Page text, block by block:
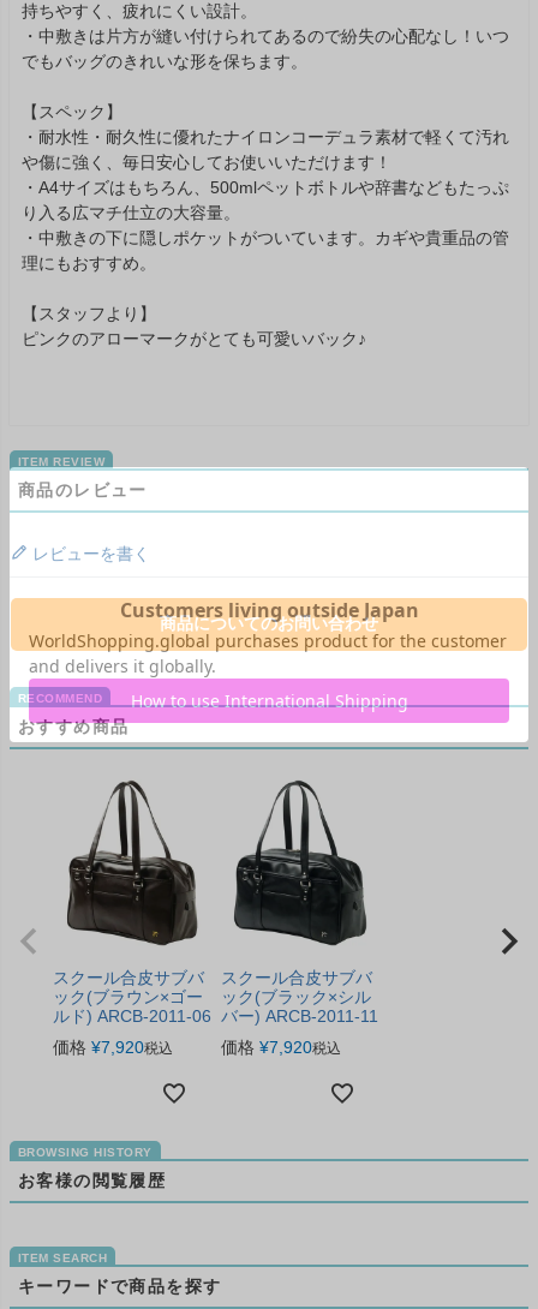
持ちやすく、疲れにくい設計。
・中敷きは片方が縫い付けられてあるので紛失の心配なし！いつ
でもバッグのきれいな形を保ちます。
【スペック】
・耐水性・耐久性に優れたナイロンコーデュラ素材で軽くて汚れ
や傷に強く、毎日安心してお使いいただけます！
・A4サイズはもちろん、500mlペットボトルや辞書などもたっぷ
り入る広マチ仕立の大容量。
・中敷きの下に隠しポケットがついています。カギや貴重品の管
理にもおすすめ。
【スタッフより】
ピンクのアローマークがとても可愛いバック♪
商品のレビュー
レビューを書く
商品についてのお問い合わせ
おすすめ商品
スクール合皮サブバ
ック(ブラウン×ゴー
ルド) ARCB-2011-06
価格 ¥7,920税込
スクール合皮サブバ
ック(ブラック×シル
バー) ARCB-2011-11
価格 ¥7,920税込
お客様の閲覧履歴
キーワードで商品を探す